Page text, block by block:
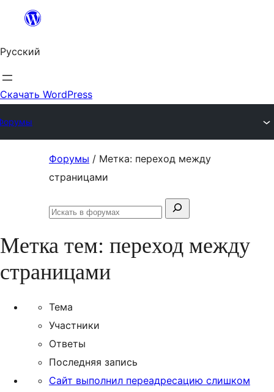
Перейти
содержимому
Русский
Скачать WordPress
Форумы / Метка: переход между
страницами
Поиск:
Искать
Метка тем: переход между
страницами
Тема
Участники
Ответы
Последняя запись
Сайт выполнил переадресацию слишком